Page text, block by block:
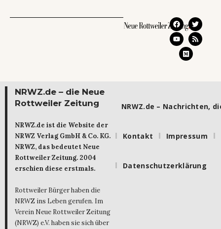
NRWZ.de – die Neue
Rottweiler Zeitung
NRWZ.de ist die Website der
NRWZ Verlag GmbH & Co. KG.
NRWZ, das bedeutet Neue
Rottweiler Zeitung. 2004
erschien diese erstmals.
Rottweiler Bürger haben die
NRWZ ins Leben gerufen. Im
Verein Neue Rottweiler Zeitung
(NRWZ) e.V. haben sie sich über
NRWZ.de – Nachrichten,
Kontakt Impressum
Datenschutzerklärung